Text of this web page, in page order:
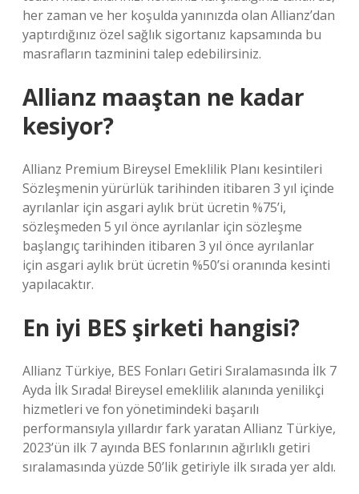
her zaman ve her koşulda yanınızda olan Allianz’dan
yaptırdığınız özel sağlık sigortanız kapsamında bu
masrafların tazminini talep edebilirsiniz.
Allianz maaştan ne kadar
kesiyor?
Allianz Premium Bireysel Emeklilik Planı kesintileri
Sözleşmenin yürürlük tarihinden itibaren 3 yıl içinde
ayrılanlar için asgari aylık brüt ücretin %75’i,
sözleşmeden 5 yıl önce ayrılanlar için sözleşme
başlangıç ​​tarihinden itibaren 3 yıl önce ayrılanlar
için asgari aylık brüt ücretin %50’si oranında kesinti
yapılacaktır.
En iyi BES şirketi hangisi?
Allianz Türkiye, BES Fonları Getiri Sıralamasında İlk 7
Ayda İlk Sırada! Bireysel emeklilik alanında yenilikçi
hizmetleri ve fon yönetimindeki başarılı
performansıyla yıllardır fark yaratan Allianz Türkiye,
2023’ün ilk 7 ayında BES fonlarının ağırlıklı getiri
sıralamasında yüzde 50’lik getiriyle ilk sırada yer aldı.